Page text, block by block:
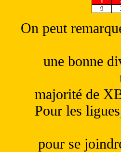
9
On peut
une bonne
majorité de
Pour les
pour se